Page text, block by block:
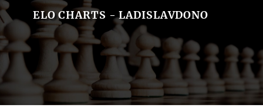
ELO CHARTS - LADISLAVDONO